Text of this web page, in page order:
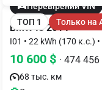
Перевірений VIN
ТОП 1
Только на
BMW I3 2014
10 600 $ · 474 456
68 тыс. км